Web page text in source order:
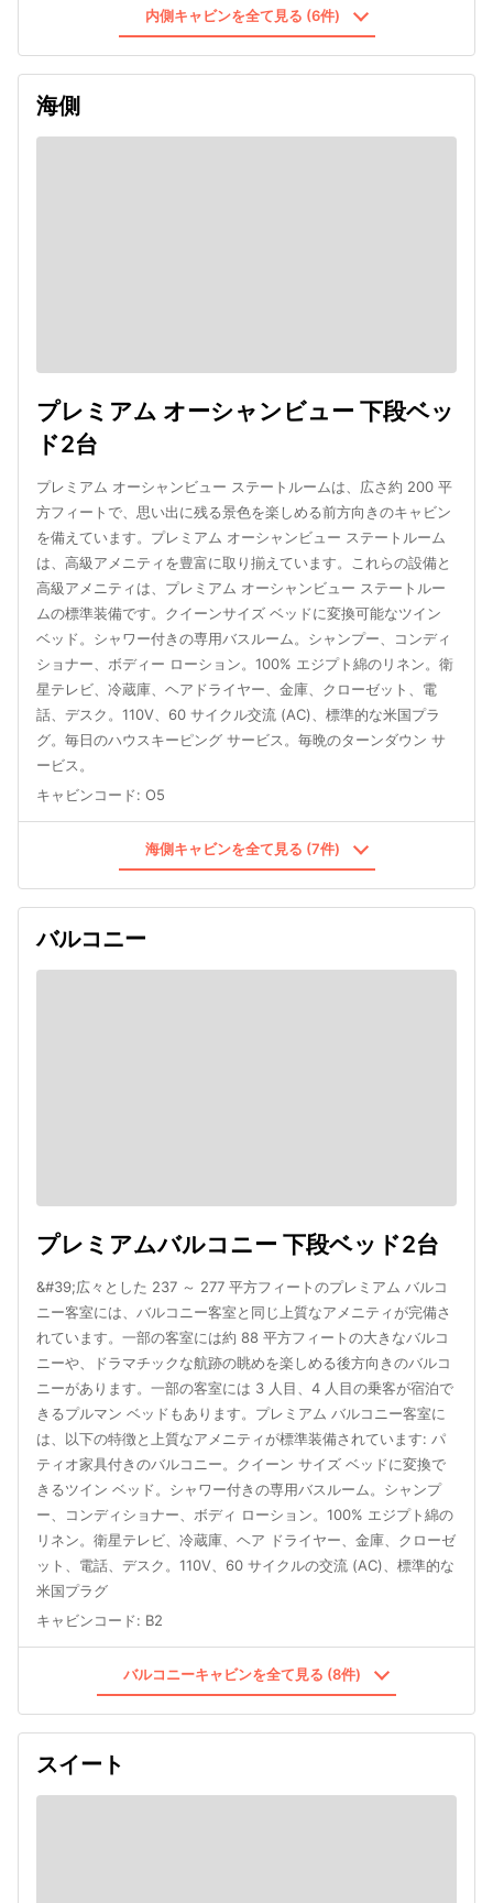
内側キャビンを全て見る (6件)
海側
プレミアム オーシャンビュー 下段ベッ
ド2台
プレミアム オーシャンビュー ステートルームは、広さ約 200 平
方フィートで、思い出に残る景色を楽しめる前方向きのキャビン
を備えています。プレミアム オーシャンビュー ステートルーム
は、高級アメニティを豊富に取り揃えています。これらの設備と
高級アメニティは、プレミアム オーシャンビュー ステートルー
ムの標準装備です。クイーンサイズ ベッドに変換可能なツイン
ベッド。シャワー付きの専用バスルーム。シャンプー、コンディ
ショナー、ボディー ローション。100% エジプト綿のリネン。衛
星テレビ、冷蔵庫、ヘアドライヤー、金庫、クローゼット、電
話、デスク。110V、60 サイクル交流 (AC)、標準的な米国プラ
グ。毎日のハウスキーピング サービス。毎晩のターンダウン サ
ービス。
キャビンコード: O5
海側キャビンを全て見る (7件)
バルコニー
プレミアムバルコニー 下段ベッド2台
&#39;広々とした 237 ～ 277 平方フィートのプレミアム バルコ
ニー客室には、バルコニー客室と同じ上質なアメニティが完備さ
れています。一部の客室には約 88 平方フィートの大きなバルコ
ニーや、ドラマチックな航跡の眺めを楽しめる後方向きのバルコ
ニーがあります。一部の客室には 3 人目、4 人目の乗客が宿泊で
きるプルマン ベッドもあります。プレミアム バルコニー客室に
は、以下の特徴と上質なアメニティが標準装備されています: パ
ティオ家具付きのバルコニー。クイーン サイズ ベッドに変換で
きるツイン ベッド。シャワー付きの専用バスルーム。シャンプ
ー、コンディショナー、ボディ ローション。100% エジプト綿の
リネン。衛星テレビ、冷蔵庫、ヘア ドライヤー、金庫、クローゼ
ット、電話、デスク。110V、60 サイクルの交流 (AC)、標準的な
米国プラグ
キャビンコード: B2
バルコニーキャビンを全て見る (8件)
スイート